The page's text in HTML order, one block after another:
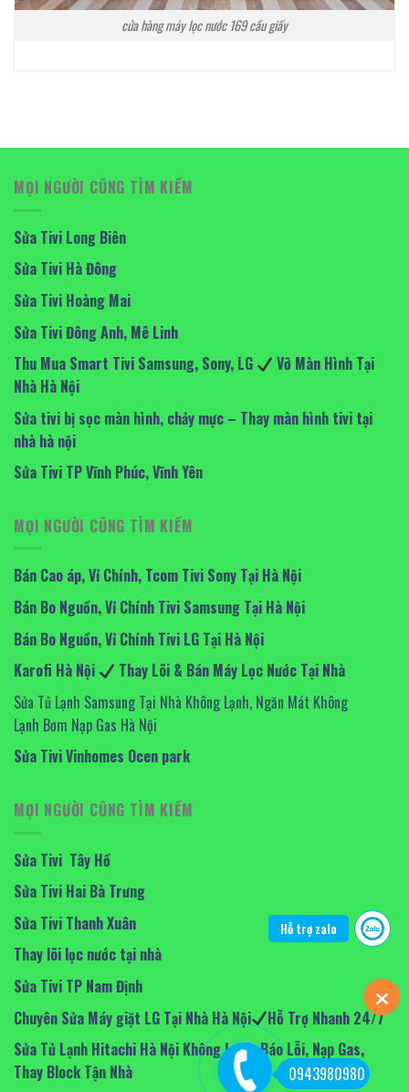
cửa hàng máy lọc nước 169 cầu giấy
MỌI NGƯỜI CŨNG TÌM KIẾM
Sửa Tivi Long Biên
Sửa Tivi Hà Đông
Sửa Tivi Hoàng Mai
Sửa Tivi Đông Anh, Mê Linh
Thu Mua Smart Tivi Samsung, Sony, LG
Vỡ Màn Hình Tại
Nhà Hà Nội
Sửa tivi bị sọc màn hình, chảy mực – Thay màn hình tivi tại
nhà hà nội
Sửa Tivi TP Vĩnh Phúc, Vĩnh Yên
MỌI NGƯỜI CŨNG TÌM KIẾM
Bán Cao áp, Vỉ Chính, Tcom Tivi Sony Tại Hà Nội
Bán Bo Nguồn, Vỉ Chính Tivi Samsung Tại Hà Nội
Bán Bo Nguồn, Vỉ Chính Tivi LG Tại Hà Nội
Karofi Hà Nội
Thay Lõi & Bán Máy Lọc Nước Tại Nhà
Sửa Tủ Lạnh Samsung Tại Nhà Không Lạnh, Ngăn Mát Không
Lạnh Bơm Nạp Gas Hà Nội
Sửa Tivi Vinhomes Ocen park
MỌI NGƯỜI CŨNG TÌM KIẾM
Sửa Tivi Tây Hồ
Sửa Tivi Hai Bà Trưng
Sửa Tivi Thanh Xuân
Thay lõi lọc nước tại nhà
Sửa Tivi TP Nam Định
Chuyên Sửa Máy giặt LG Tại Nhà Hà Nội
Hỗ Trợ Nhanh 24/7
Sửa Tủ Lạnh Hitachi Hà Nội Không Lạnh, Báo Lỗi, Nạp Gas,
Thay Block Tận Nhà
0943980980
Hỗ trợ zalo